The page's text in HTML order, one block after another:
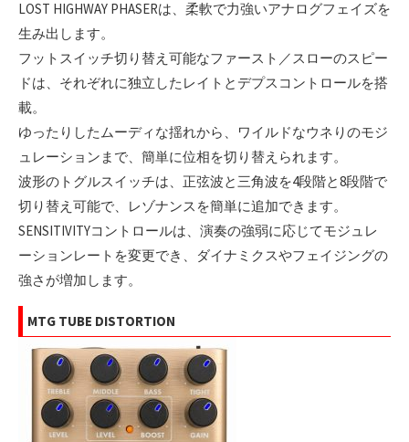
LOST HIGHWAY PHASERは、柔軟で力強いアナログフェイズを
生み出します。
フットスイッチ切り替え可能なファースト／スローのスピー
ドは、それぞれに独立したレイトとデプスコントロールを搭
載。
ゆったりしたムーディな揺れから、ワイルドなウネりのモジ
ュレーションまで、簡単に位相を切り替えられます。
波形のトグルスイッチは、正弦波と三角波を4段階と8段階で
切り替え可能で、レゾナンスを簡単に追加できます。
SENSITIVITYコントロールは、演奏の強弱に応じてモジュレ
ーションレートを変更でき、ダイナミクスやフェイジングの
強さが増加します。
MTG TUBE DISTORTION